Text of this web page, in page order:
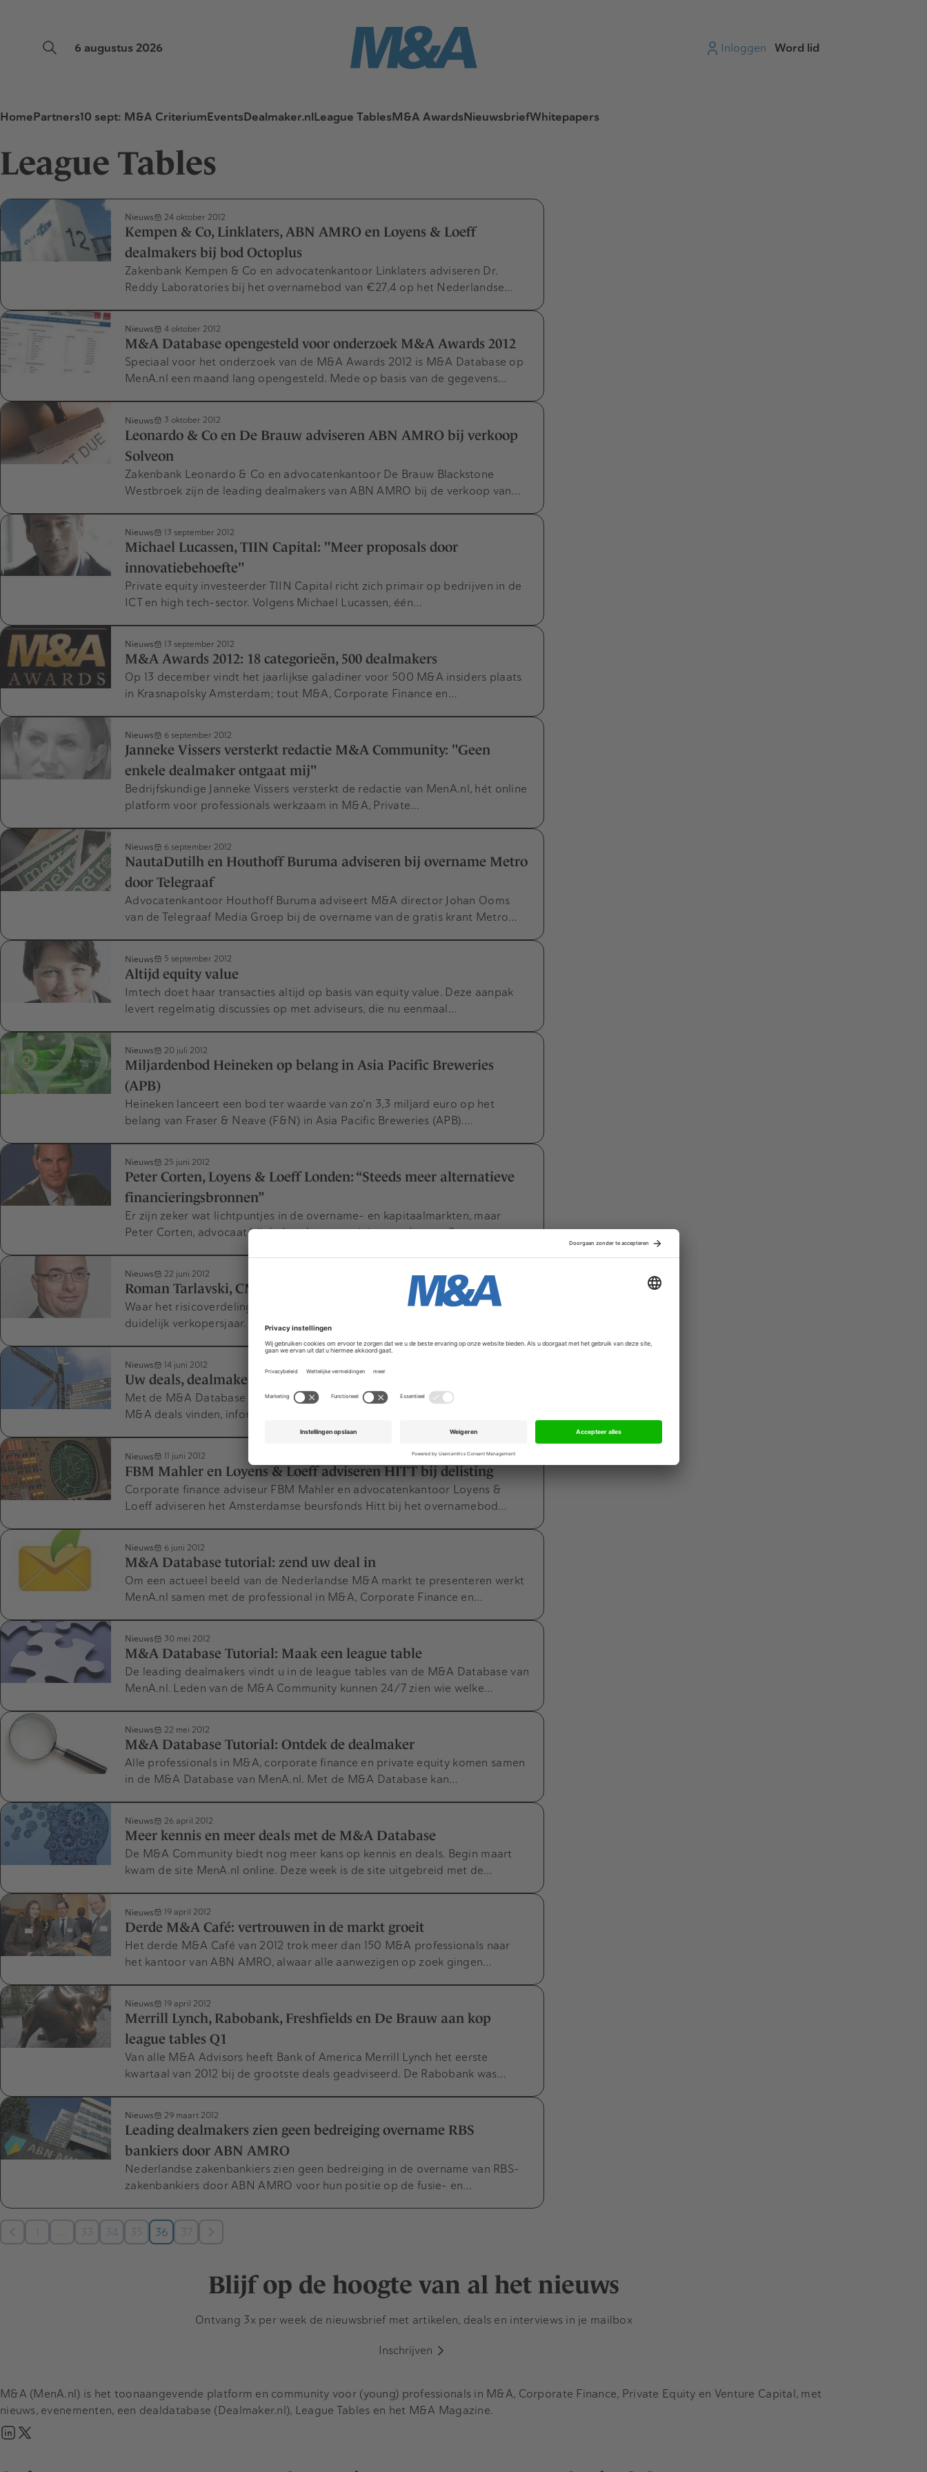
6 augustus 2026 Inloggen Word lid
HomePartners10 sept: M&A CriteriumEventsDealmaker.nlLeague TablesM&A AwardsNieuwsbriefWhitepapers
League Tables
Nieuws 24 oktober 2012
Kempen & Co, Linklaters, ABN AMRO en Loyens & Loeff
dealmakers bij bod Octoplus
Zakenbank Kempen & Co en advocatenkantoor Linklaters adviseren Dr.
Reddy Laboratories bij het overnamebod van €27,4 op het Nederlandse…
Nieuws 4 oktober 2012
M&A Database opengesteld voor onderzoek M&A Awards 2012
Speciaal voor het onderzoek van de M&A Awards 2012 is M&A Database op
MenA.nl een maand lang opengesteld. Mede op basis van de gegevens…
Nieuws 3 oktober 2012
Leonardo & Co en De Brauw adviseren ABN AMRO bij verkoop
Solveon
Zakenbank Leonardo & Co en advocatenkantoor De Brauw Blackstone
Westbroek zijn de leading dealmakers van ABN AMRO bij de verkoop van…
Nieuws 13 september 2012
Michael Lucassen, TIIN Capital: "Meer proposals door
innovatiebehoefte"
Private equity investeerder TIIN Capital richt zich primair op bedrijven in de
ICT en high tech-sector. Volgens Michael Lucassen, één…
Nieuws 13 september 2012
M&A Awards 2012: 18 categorieën, 500 dealmakers
Op 13 december vindt het jaarlijkse galadiner voor 500 M&A insiders plaats
in Krasnapolsky Amsterdam; tout M&A, Corporate Finance en…
Nieuws 6 september 2012
Janneke Vissers versterkt redactie M&A Community: "Geen
enkele dealmaker ontgaat mij"
Bedrijfskundige Janneke Vissers versterkt de redactie van MenA.nl, hét online
platform voor professionals werkzaam in M&A, Private…
Nieuws 6 september 2012
NautaDutilh en Houthoff Buruma adviseren bij overname Metro
door Telegraaf
Advocatenkantoor Houthoff Buruma adviseert M&A director Johan Ooms
van de Telegraaf Media Groep bij de overname van de gratis krant Metro…
Nieuws 5 september 2012
Altijd equity value
Imtech doet haar transacties altijd op basis van equity value. Deze aanpak
levert regelmatig discussies op met adviseurs, die nu eenmaal…
Nieuws 20 juli 2012
Miljardenbod Heineken op belang in Asia Pacific Breweries
(APB)
Heineken lanceert een bod ter waarde van zo'n 3,3 miljard euro op het
belang van Fraser & Neave (F&N) in Asia Pacific Breweries (APB).…
Nieuws 25 juni 2012
Peter Corten, Loyens & Loeff Londen: “Steeds meer alternatieve
financieringsbronnen”
Er zijn zeker wat lichtpuntjes in de overname- en kapitaalmarkten, maar
Peter Corten, advocaat bij de Londense vestiging van Loyens &…
Nieuws 22 juni 2012
Roman Tarlavski, CMS DSB: “Geld moet renderen”
Waar het risicoverdeling tussen verkopers en kopers betreft, was 2011 een
duidelijk verkopersjaar. Dat blijkt uit de vierde M&A Study van…
Nieuws 14 juni 2012
Uw deals, dealmakers en league tables in de M&A Database
Met de M&A Database van MenA.nl kunnen leden van de M&A Community
M&A deals vinden, informatie vinden over alle dealmakers en zien welke…
Nieuws 11 juni 2012
FBM Mahler en Loyens & Loeff adviseren HITT bij delisting
Corporate finance adviseur FBM Mahler en advocatenkantoor Loyens &
Loeff adviseren het Amsterdamse beursfonds Hitt bij het overnamebod…
Nieuws 6 juni 2012
M&A Database tutorial: zend uw deal in
Om een actueel beeld van de Nederlandse M&A markt te presenteren werkt
MenA.nl samen met de professional in M&A, Corporate Finance en…
Nieuws 30 mei 2012
M&A Database Tutorial: Maak een league table
De leading dealmakers vindt u in de league tables van de M&A Database van
MenA.nl. Leden van de M&A Community kunnen 24/7 zien wie welke…
Nieuws 22 mei 2012
M&A Database Tutorial: Ontdek de dealmaker
Alle professionals in M&A, corporate finance en private equity komen samen
in de M&A Database van MenA.nl. Met de M&A Database kan…
Nieuws 26 april 2012
Meer kennis en meer deals met de M&A Database
De M&A Community biedt nog meer kans op kennis en deals. Begin maart
kwam de site MenA.nl online. Deze week is de site uitgebreid met de…
Nieuws 19 april 2012
Derde M&A Café: vertrouwen in de markt groeit
Het derde M&A Café van 2012 trok meer dan 150 M&A professionals naar
het kantoor van ABN AMRO, alwaar alle aanwezigen op zoek gingen…
Nieuws 19 april 2012
Merrill Lynch, Rabobank, Freshfields en De Brauw aan kop
league tables Q1
Van alle M&A Advisors heeft Bank of America Merrill Lynch het eerste
kwartaal van 2012 bij de grootste deals geadviseerd. De Rabobank was…
Nieuws 29 maart 2012
Leading dealmakers zien geen bedreiging overname RBS
bankiers door ABN AMRO
Nederlandse zakenbankiers zien geen bedreiging in de overname van RBS-
zakenbankiers door ABN AMRO voor hun positie op de fusie- en…
33 34 35 36 37
Blijf op de hoogte van al het nieuws
Ontvang 3x per week de nieuwsbrief met artikelen, deals en interviews in je mailbox
Inschrijven
M&A (MenA.nl) is het toonaangevende platform en community voor (young) professionals in M&A, Corporate Finance, Private Equity en Venture Capital, met
nieuws, evenementen, een dealdatabase (Dealmaker.nl), League Tables en het M&A Magazine.